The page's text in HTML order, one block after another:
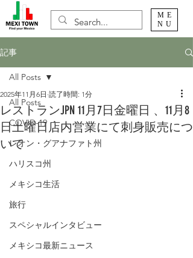
ME
NU
記事
All Posts
COVID-19
レオン・グアナファト州
ハリスコ州
メキシコ生活
旅行
スペシャルインタビュー
メキシコ最新ニュース
All Posts
レストランJPN 11月7日金曜日 、11月8
日土曜日店内営業にて刺身販売につ
いて
2025年11月6日 読了時間: 1分